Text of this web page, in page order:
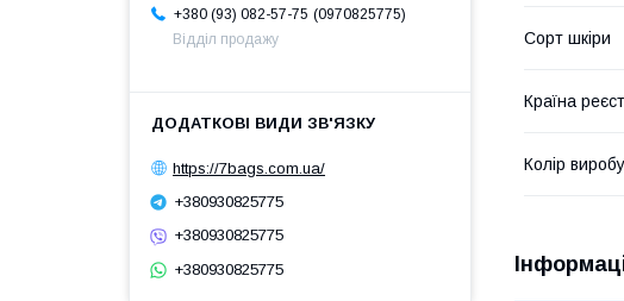
Сорт шкіри
Країна
Колір виробу
+380 (93) 082-57-75
0970825775
Відділ продажу
https://7bags.com.ua/
+380930825775
+380930825775
+380930825775